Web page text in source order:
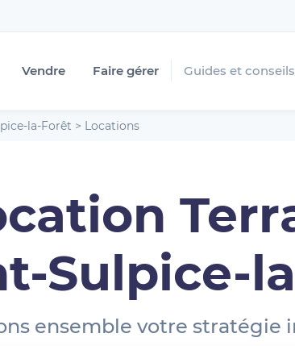
Vendre Faire gérer Guides et conseils
la-Forêt > Locations
Sulpice-
ensemble votre stratégie